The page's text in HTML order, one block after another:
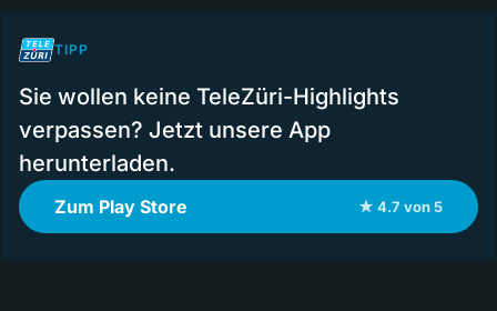
TIPP
Sie wollen keine TeleZüri-Highlights
verpassen? Jetzt unsere App
herunterladen.
Zum Play Store ★ 4.7 von 5